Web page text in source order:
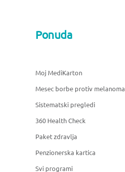
Ponuda
Moj MediKarton
Mesec borbe protiv melanoma
Sistematski pregledi
360 Health Check
Paket zdravlja
Penzionerska kartica
Svi programi